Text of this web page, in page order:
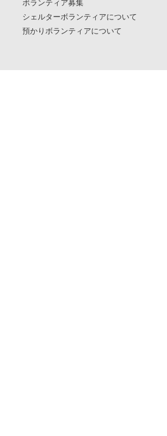
ボランティア募集
シェルターボランティアについて
預かりボランティアについて